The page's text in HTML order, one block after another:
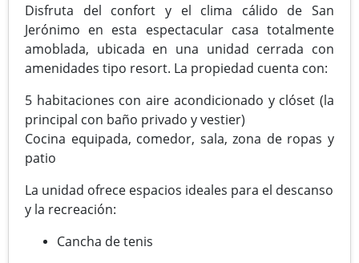
Disfruta del confort y el clima cálido de San
Jerónimo en esta espectacular casa totalmente
amoblada, ubicada en una unidad cerrada con
amenidades tipo resort. La propiedad cuenta con:
5 habitaciones con aire acondicionado y clóset (la
principal con baño privado y vestier)
Cocina equipada, comedor, sala, zona de ropas y
patio
La unidad ofrece espacios ideales para el descanso
y la recreación:
Cancha de tenis